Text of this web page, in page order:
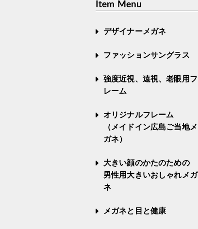
Item Menu
デザイナーメガネ
ファッションサングラス
強度近視、遠視、老眼用フ
レーム
オリジナルフレーム
（メイドイン広島ご当地メ
ガネ）
大きい顔のかたのための
男性用大きいおしゃれメガ
ネ
メガネと目と健康